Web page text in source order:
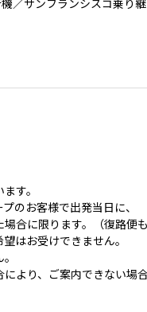
／サンフランシスコ乗り
す。
のお客様で出発当日に、
合に限ります。（復路便も
はお受けできません。
より、ご案内できない場